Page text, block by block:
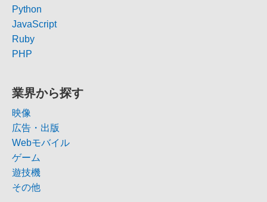
Python
JavaScript
Ruby
PHP
業界から探す
映像
広告・出版
Webモバイル
ゲーム
遊技機
その他